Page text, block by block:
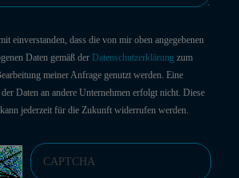
einverstanden, dass die von mir oben angegebenen
Daten gemäß der Datenschutzerklärung zum
meiner Anfrage genutzt werden. Eine
Daten an andere Unternehmen erfolgt nicht. Diese
jederzeit für die Zukunft widerrufen werden.